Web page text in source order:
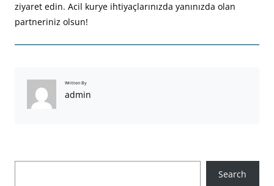
ziyaret edin. Acil kurye ihtiyaçlarınızda yanınızda olan
partneriniz olsun!
Written By
admin
Search